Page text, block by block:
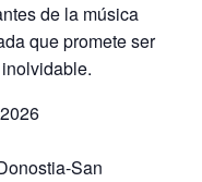
de la música
que promete ser
San